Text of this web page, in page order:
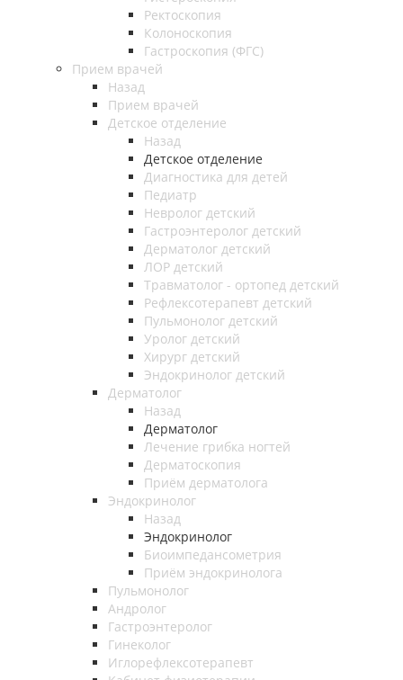
Ректоскопия
Колоноскопия
Гастроскопия (ФГС)
Прием врачей
Назад
Прием врачей
Детское отделение
Назад
Детское отделение
Диагностика для детей
Педиатр
Невролог детский
Гастроэнтеролог детский
Дерматолог детский
ЛОР детский
Травматолог - ортопед детский
Рефлексотерапевт детский
Пульмонолог детский
Уролог детский
Хирург детский
Эндокринолог детский
Дерматолог
Назад
Дерматолог
Лечение грибка ногтей
Дерматоскопия
Приём дерматолога
Эндокринолог
Назад
Эндокринолог
Биоимпедансометрия
Приём эндокринолога
Пульмонолог
Андролог
Гастроэнтеролог
Гинеколог
Иглорефлексотерапевт